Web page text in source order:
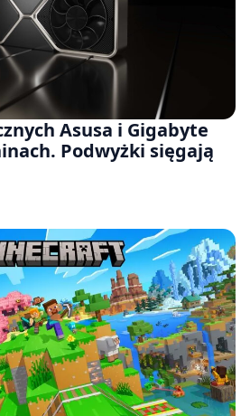
Asusa i Gigabyte
Podwyżki sięgają